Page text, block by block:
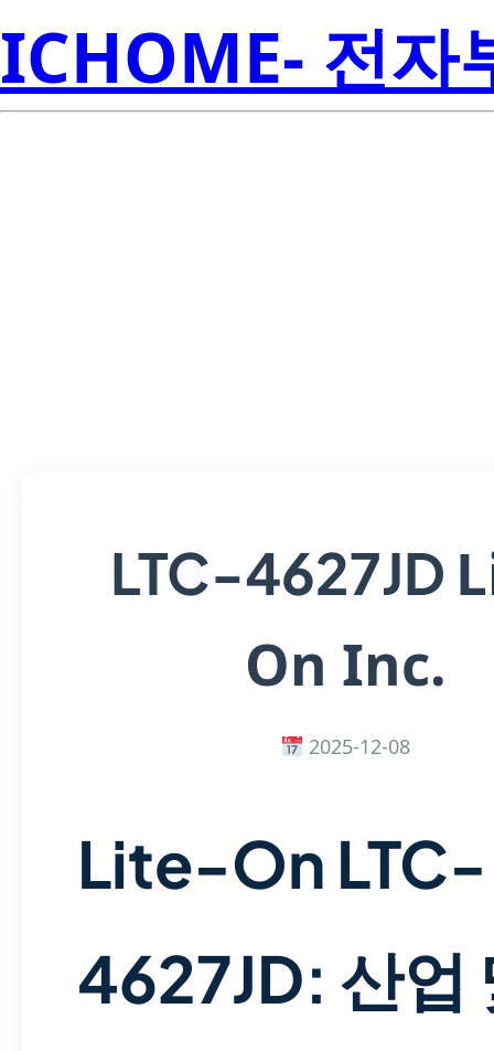
ICHOME- 전자
LTC-4627JD
On Inc.
2025-12-08
Lite-On LTC-
4627JD: 산업